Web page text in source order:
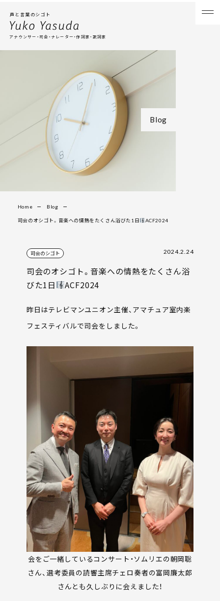
声と言葉のシゴト
アナウンサー・司会・ナレーター・作詞家・訳詞家
Blog
Home Blog
司会のオシゴト。音楽への情熱をたくさん浴びた1日 ACF2024
司会のシゴト 2024.2.24
司会のオシゴト。音楽への情熱をたくさん浴
びた1日
ACF2024
昨日はテレビマンユニオン主催、アマチュア室内楽
フェスティバルで司会をしました。
会をご一緒しているコンサート・ソムリエの朝岡聡
さん、選考委員の読響主席チェロ奏者の富岡廉太郎
さんとも久しぶりに会えました！